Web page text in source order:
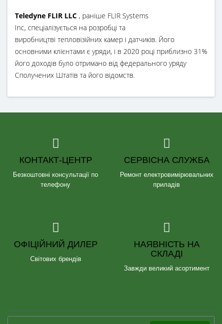
Teledyne FLIR LLC , раніше FLIR Systems
Inc, спеціалізується на розробці та
виробництві тепловізійних камер і датчиків. Його
основними клієнтами є уряди, і в 2020 році приблизно 31%
його доходів було отримано від федерального уряду
Сполучених Штатів та його відомств.
КОНТАКТ-ЦЕНТР
Безкоштовні консультації по
телефону
СЕРВІСНА СЛУЖБА
Ремонт електровимірювальних
приладів
ОФІЦІЙНИЙ ДИЛЕР
Світових брендів
НАЯВНІСТЬ НА
СКЛАДІ
Завжди великий асортимент